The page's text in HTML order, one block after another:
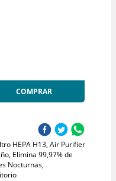
COMPRAR
HEPA H13, Air Purifier
Elimina 99,97% de
Nocturnas,